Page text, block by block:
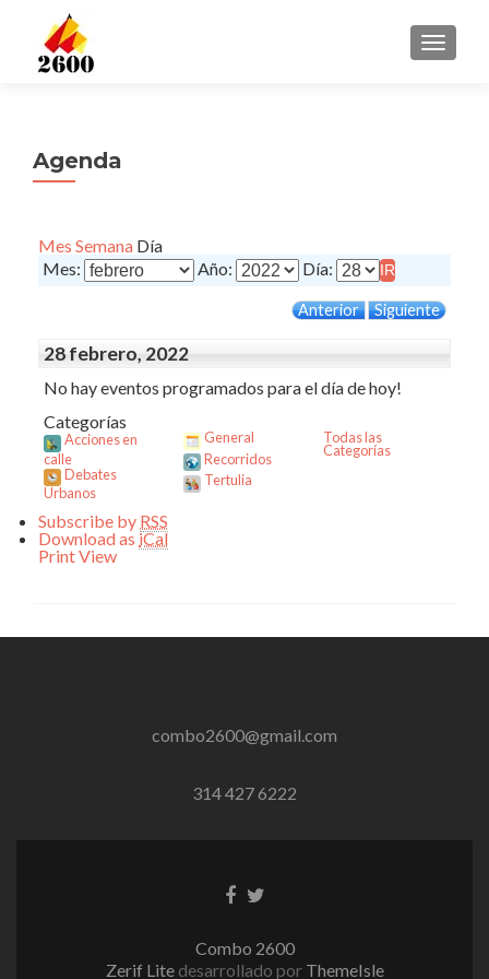
Agenda
Mes Semana Día
Mes:
Año: Día:
Anterior Siguiente
28 febrero, 2022
No hay eventos programados para el día de hoy!
Categorías
Acciones en
calle
Debates
Urbanos
General
Recorridos
Tertulia
Todas las
Categorías
Subscribe by RSS
Download as iCal
PrintView
combo2600@gmail.com
314 427 6222
EnlaceEnlace
Combo 2600
Zerif Lite desarrollado por ThemeIsle